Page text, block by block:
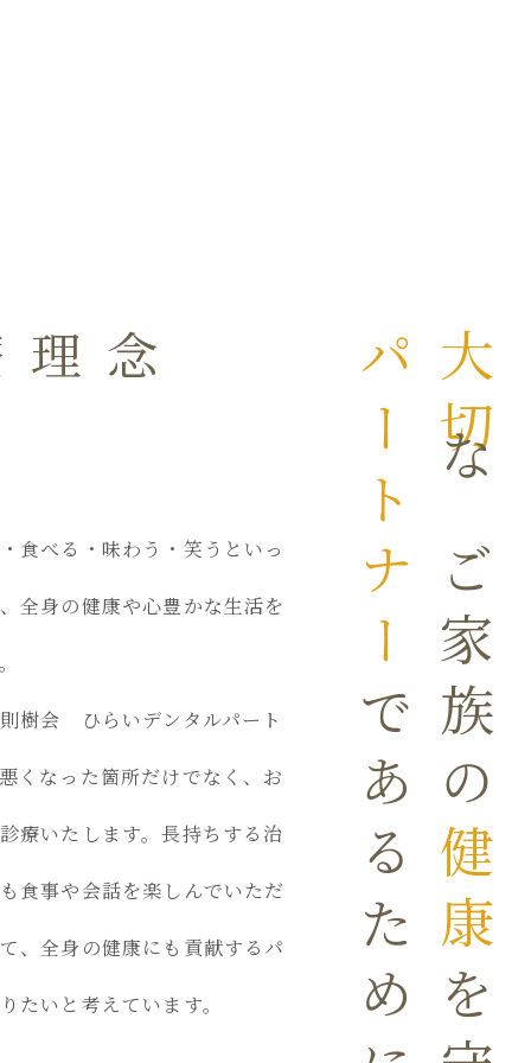
大切
なご家族の
健康
パートナー
であるために
理念
食べる・味わう・笑うといっ
全身の健康や心豊かな生活を
樹会 ひらいデンタルパート
くなった箇所だけでなく、お
療いたします。長持ちする治
食事や会話を楽しんでいただ
、全身の健康にも貢献するパ
たいと考えています。